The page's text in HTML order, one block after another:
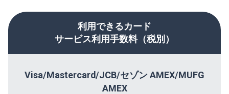
利用できるカード
サービス利用手数料（税別）
Visa/Mastercard/JCB/セゾン AMEX/MUFG
AMEX